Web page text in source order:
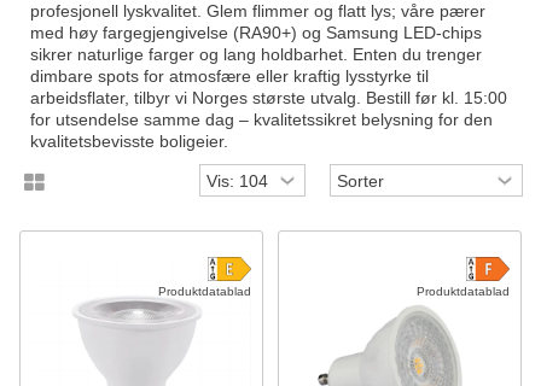
profesjonell lyskvalitet. Glem flimmer og flatt lys; våre pærer
med høy fargegjengivelse (RA90+) og Samsung LED-chips
sikrer naturlige farger og lang holdbarhet. Enten du trenger
dimbare spots for atmosfære eller kraftig lysstyrke til
arbeidsflater, tilbyr vi Norges største utvalg. Bestill før kl. 15:00
for utsendelse samme dag – kvalitetssikret belysning for den
kvalitetsbevisste boligeier.
Produktdatablad Produktdatablad